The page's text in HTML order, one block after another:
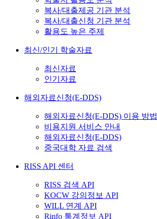
복사/대출제공 기관 분석
복사/대출신청 기관 분석
활용도 높은 주제
최신/인기 학술자료
최신자료
인기자료
해외자료신청(E-DDS)
해외자료신청(E-DDS) 이용 방법
비용지원 서비스 안내
해외자료신청(E-DDS)
중국대학 자료 검색
RISS API 센터
RISS 검색 API
KOCW 강의정보 API
WILL 연계 API
Rinfo 통계정보 API